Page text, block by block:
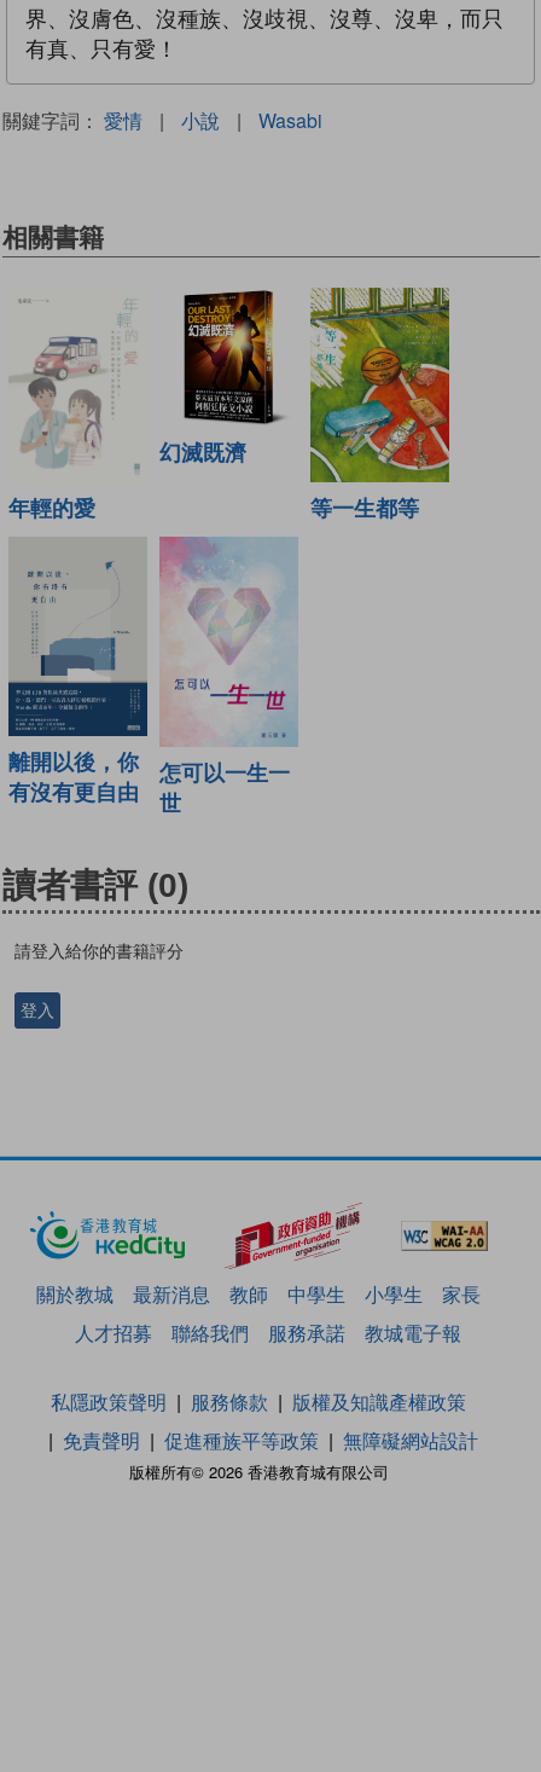
界、沒膚色、沒種族、沒歧視、沒尊、沒卑，而只
有真、只有愛！
關鍵字詞： 愛情 | 小說 | Wasabi
相關書籍
年輕的愛
幻滅既濟
等一生都等
離開以後，你
有沒有更自由
怎可以一生一
世
讀者書評 (0)
請登入給你的書籍評分
登入
關於教城 最新消息 教師 中學生 小學生
家長
人才招募
聯絡我們 服務承諾 教城電子報
版權所有© 2026 香港教育城有限公司
私隱政策聲明 服務條款
版權及知識產權政策
免責聲明
促進種族平等政策 無障礙網站設計